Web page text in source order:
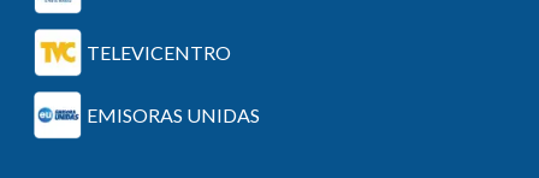
TELEVICENTRO
EMISORAS UNIDAS